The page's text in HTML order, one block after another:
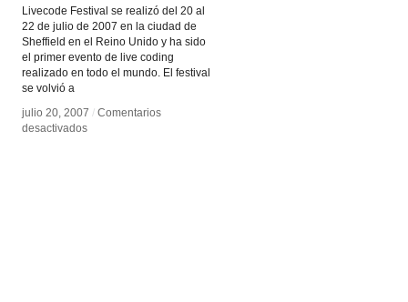
Livecode Festival se realizó del 20 al
22 de julio de 2007 en la ciudad de
Sheffield en el Reino Unido y ha sido
el primer evento de live coding
realizado en todo el mundo. El festival
se volvió a
julio 20, 2007 / Comentarios
desactivadosen
julio 20, 2007 / Comentarios
desactivadosen